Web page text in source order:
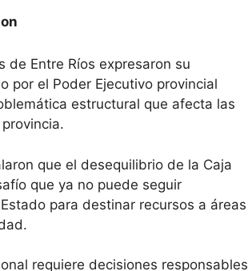
de Entre Ríos expresaron su
por el Poder Ejecutivo provincial
estructural que afecta las
que el desequilibrio de la Caja
que ya no puede seguir
para destinar recursos a áreas
requiere decisiones responsables